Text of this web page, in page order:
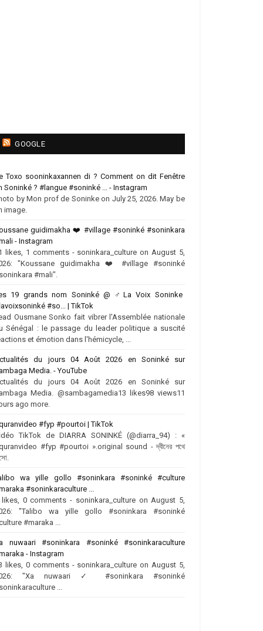
GOOGLE
Toxo sooninkaxannen di ? Comment on dit Fenêtre
Soninké ? #langue #soninké ... - Instagram
by Mon prof de Soninke on July 25, 2026. May be
image.
guidimakha ❤️‍ #village #soninké #soninkara
- Instagram
likes, 1 comments - soninkara_culture on August 5,
"Koussane guidimakha ❤️‍ #village #soninké
#mali".
19 grands nom Soninké @ ‍♂️La Voix Soninke
#so... | TikTok
Ousmane Sonko fait vibrer l'Assemblée nationale
Sénégal : le passage du leader politique a suscité
et émotion dans l'hémicycle, ...
du jours 04 Août 2026 en Soninké sur
Media. - YouTube
du jours 04 Août 2026 en Soninké sur
Media. @sambagamedia13 likes98 views11
ago more.
#fyp #pourtoi | TikTok
TikTok de DIARRA SONINKÉ (@diarra_94) : «
#fyp #pourtoi ».original sound - দ্বীনের পথে
wa yille gollo #soninkara #soninké #culture
#soninkaraculture ...
likes, 0 comments - soninkara_culture on August 5,
"Talibo wa yille gollo #soninkara #soninké
#maraka ...
nuwaari #soninkara #soninké #soninkaraculture
- Instagram
likes, 0 comments - soninkara_culture on August 5,
"Xa nuwaari ✓ #soninkara #soninké
...